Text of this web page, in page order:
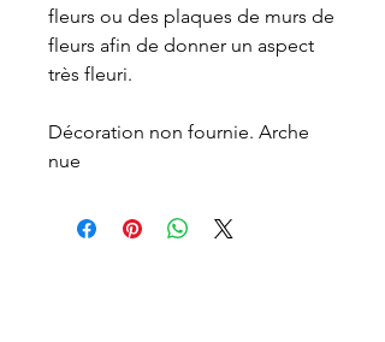
fleurs ou des plaques de murs de
fleurs afin de donner un aspect
très fleuri.
Décoration non fournie. Arche
nue